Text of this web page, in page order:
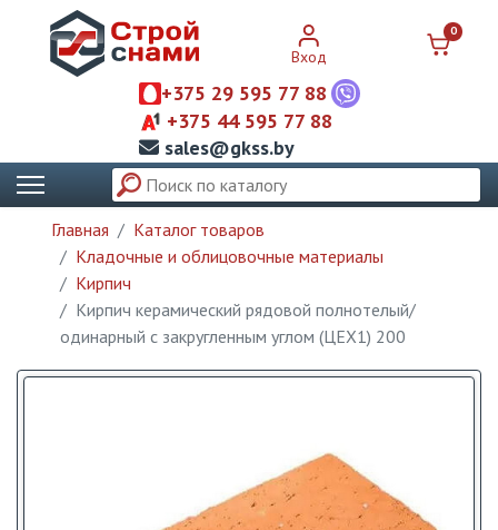
+375 29 595 77 88
+375 44 595 77 88
sales@gkss.by
Вход
0
Главная
Каталог товаров
Кладочные и облицовочные материалы
Кирпич
Кирпич керамический рядовой полнотелый/
одинарный с закругленным углом (ЦЕХ1) 200